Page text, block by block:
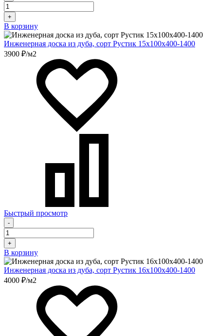
+
В корзину
Инженерная доска из дуба, сорт Рустик 15х100х400-1400
3900 ₽/м2
Быстрый просмотр
-
+
В корзину
Инженерная доска из дуба, сорт Рустик 16х100х400-1400
4000 ₽/м2